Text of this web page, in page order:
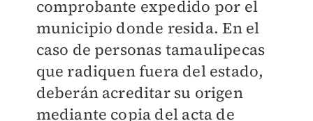
comprobante expedido por el
municipio donde resida.En el
caso de personas tamaulipecas
que radiquen fuera del estado,
deberán acreditar su origen
mediante copia del acta de